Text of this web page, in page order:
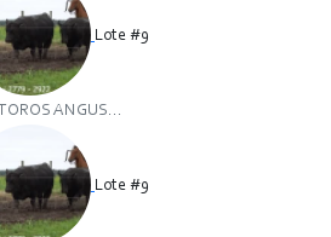
Lote #9
TOROS ANGUS...
Lote #9